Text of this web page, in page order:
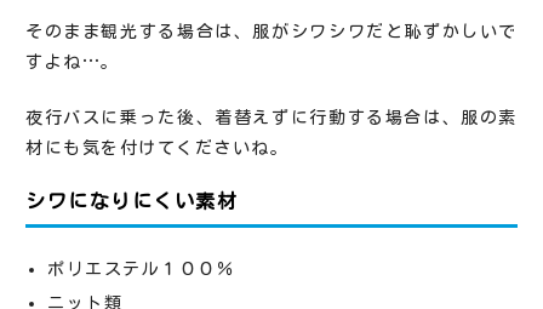
そのまま観光する場合は、服がシワシワだと恥ずかしいで
すよね…。
夜行バスに乗った後、着替えずに行動する場合は、服の素
材にも気を付けてくださいね。
シワになりにくい素材
ポリエステル１００％
ニット類